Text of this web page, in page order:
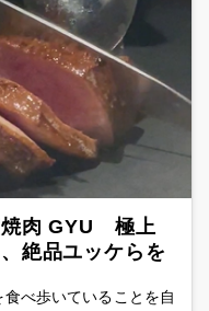
焼肉 GYU 極上
絶品ユッケらを
べ歩いていることを自